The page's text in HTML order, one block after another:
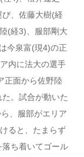
、佐藤大樹(経
(経3)、服部剛大
今泉富(現4)の正
内に法大の選手
正面から佐野陸
。試合が動いた
、服部がエリア
ると、たまらず
ち着いてゴール